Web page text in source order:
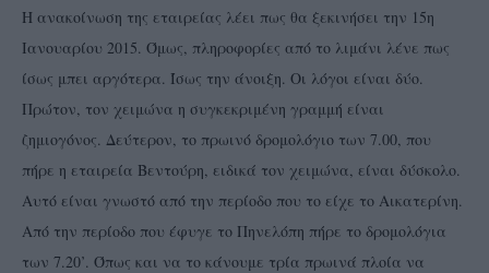
Η ανακοίνωση της εταιρείας λέει πως θα ξεκινήσει την 15η
Ιανουαρίου 2015. Όμως, πληροφορίες από το λιμάνι λένε πως
ίσως μπει αργότερα. Ίσως την άνοιξη. Οι λόγοι είναι δύο.
Πρώτον, τον χειμώνα η συγκεκριμένη γραμμή είναι
ζημιογόνος. Δεύτερον, το πρωινό δρομολόγιο των 7.00, που
πήρε η εταιρεία Βεντούρη, ειδικά τον χειμώνα, είναι δύσκολο.
Αυτό είναι γνωστό από την περίοδο που το είχε το Αικατερίνη.
Από την περίοδο που έφυγε το Πηνελόπη πήρε το δρομολόγια
των 7.20’. Όπως και να το κάνουμε τρία πρωινά πλοία να